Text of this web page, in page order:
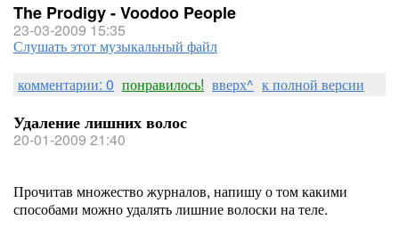
The Prodigy - Voodoo People
23-03-2009 15:35
Слушать этот музыкальный файл
комментарии: 0 понравилось! вверх^ к полной версии
Удаление лишних волос
20-01-2009 21:40
Прочитав множество журналов, напишу о том какими
способами можно удалять лишние волоски на теле.